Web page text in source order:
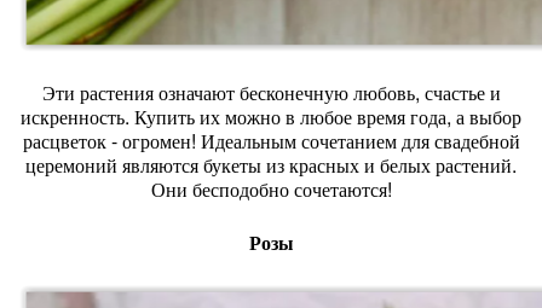
Эти растения означают бесконечную любовь, счастье и
искренность. Купить их можно в любое время года, а выбор
расцветок - огромен! Идеальным сочетанием для свадебной
церемоний являются букеты из красных и белых растений.
Они бесподобно сочетаются!
Розы